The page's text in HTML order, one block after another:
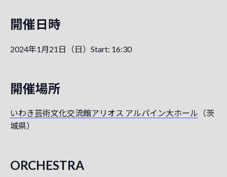
開催日時
2024年1月21日（日）Start: 16:30
開催場所
いわき芸術文化交流館アリオス アルパイン大ホール （茨
城県）
ORCHESTRA